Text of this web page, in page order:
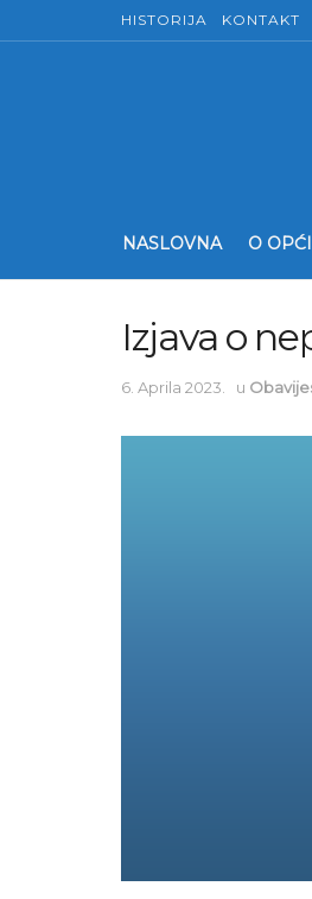
HISTORIJA KONTAKT
NASLOVNA O
Izjava o
6. Aprila 2023. u